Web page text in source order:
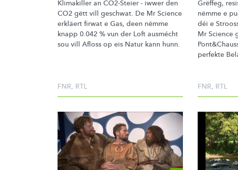
Klimakiller an CO2-Steier - iwwer den
CO2 gëtt vill geschwat. De Mr Science
erkläert firwat e Gas, deen nëmme
knapp 0.042 % vun der Loft ausmécht
sou vill Afloss op eis Natur kann hunn.
FNR, RTL
Grëffeg,
nëmme e
déi e
Mr Science
perfekte
FNR, RTL